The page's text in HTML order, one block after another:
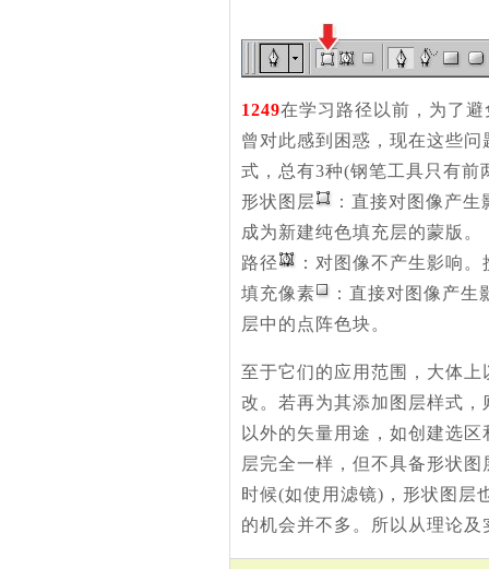
1249在学习路径以前，为了
曾对此感到困惑，现在这些
式，总有3种(钢笔工具只有
形状图层
：直接对图像产
成为新建纯色填充层的蒙版。
路径
：对图像不产生影响
填充像素
：直接对图像产
层中的点阵色块。
至于它们的应用范围，大体上
改。若再为其添加图层样式
以外的矢量用途，如创建选
层完全一样，但不具备形状
时候(如使用滤镜)，形状图层
的机会并不多。所以从理论